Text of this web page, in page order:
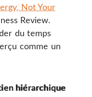
Not Your
Review.
du temps
comme un
hiérarchique